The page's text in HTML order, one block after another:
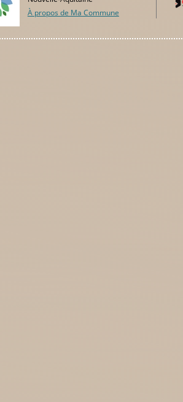
À propos de Ma Commune